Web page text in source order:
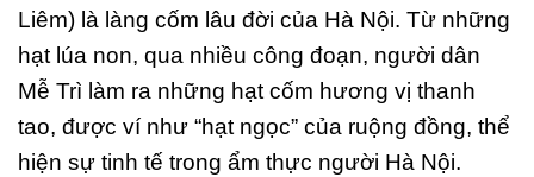
Liêm) là làng cốm lâu đời của Hà Nội. Từ những
hạt lúa non, qua nhiều công đoạn, người dân
Mễ Trì làm ra những hạt cốm hương vị thanh
tao, được ví như “hạt ngọc” của ruộng đồng, thể
hiện sự tinh tế trong ẩm thực người Hà Nội.